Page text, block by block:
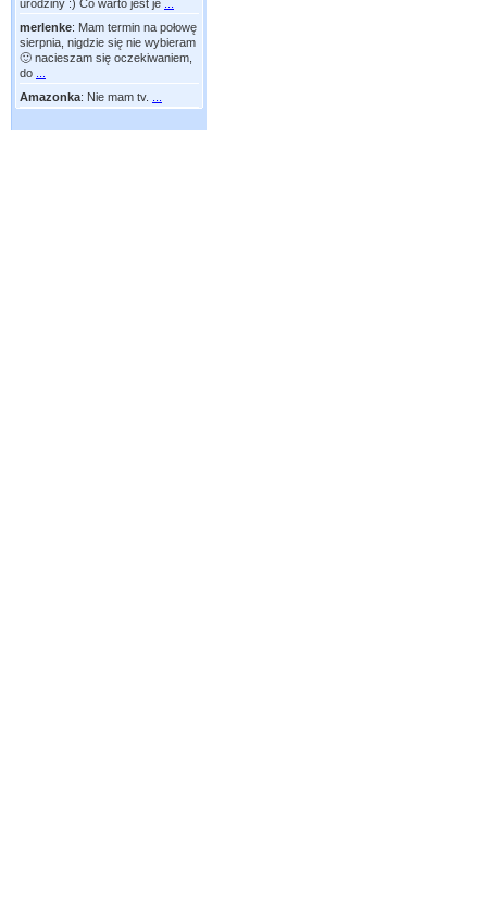
urodziny :) Co warto jest je
merlenke: Mam termin na połowę
sierpnia, nigdzie się nie wybieram
🙂 nacieszam się oczekiwaniem,
do
Amazonka: Nie mam tv.